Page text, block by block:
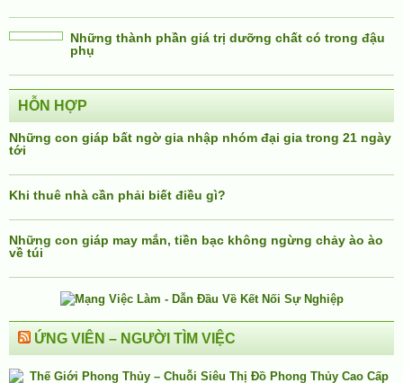
Những thành phần giá trị dưỡng chất có trong đậu
phụ
HỖN HỢP
Những con giáp bất ngờ gia nhập nhóm đại gia trong 21 ngày
tới
Khi thuê nhà cần phải biết điều gì?
Những con giáp may mắn, tiền bạc không ngừng chảy ào ào
về túi
ỨNG VIÊN – NGƯỜI TÌM VIỆC